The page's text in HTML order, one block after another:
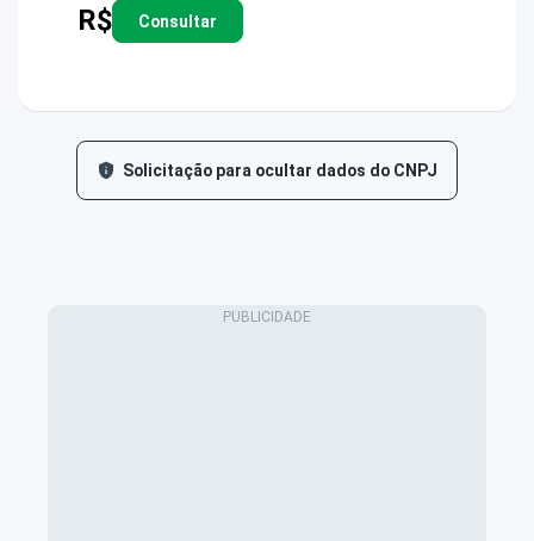
R$ Consultar
Solicitação para ocultar dados do CNPJ